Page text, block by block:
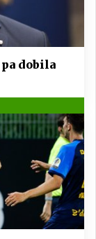
dobila